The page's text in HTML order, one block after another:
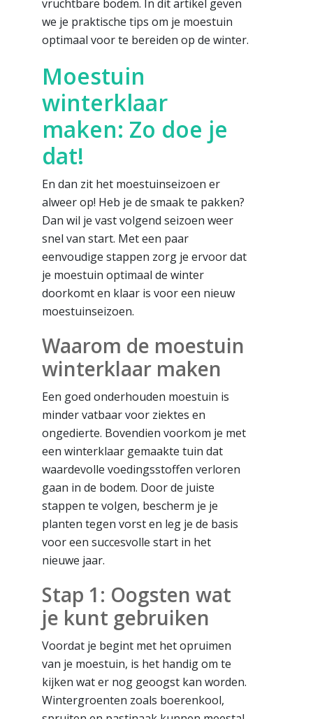
vruchtbare bodem. In dit artikel geven
we je praktische tips om je moestuin
optimaal voor te bereiden op de winter.
Moestuin
winterklaar
maken: Zo doe je
dat!
En dan zit het moestuinseizoen er
alweer op! Heb je de smaak te pakken?
Dan wil je vast volgend seizoen weer
snel van start. Met een paar
eenvoudige stappen zorg je ervoor dat
je moestuin optimaal de winter
doorkomt en klaar is voor een nieuw
moestuinseizoen.
Waarom de moestuin
winterklaar maken
Een goed onderhouden moestuin is
minder vatbaar voor ziektes en
ongedierte. Bovendien voorkom je met
een winterklaar gemaakte tuin dat
waardevolle voedingsstoffen verloren
gaan in de bodem. Door de juiste
stappen te volgen, bescherm je je
planten tegen vorst en leg je de basis
voor een succesvolle start in het
nieuwe jaar.
Stap 1: Oogsten wat
je kunt gebruiken
Voordat je begint met het opruimen
van je moestuin, is het handig om te
kijken wat er nog geoogst kan worden.
Wintergroenten zoals boerenkool,